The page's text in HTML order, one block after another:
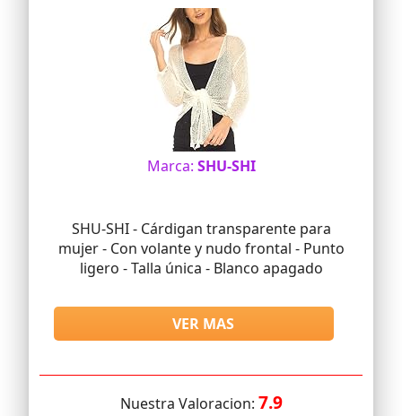
Marca: SHU-SHI
SHU-SHI - Cárdigan transparente para
mujer - Con volante y nudo frontal - Punto
ligero - Talla única - Blanco apagado
VER MAS
Nuestra Valoracion: 7.9